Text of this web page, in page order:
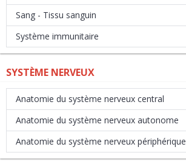
Sang - Tissu sanguin
Système immunitaire
SYSTÈME NERVEUX
Anatomie du système nerveux central
Anatomie du système nerveux autonome
Anatomie du système nerveux périphérique